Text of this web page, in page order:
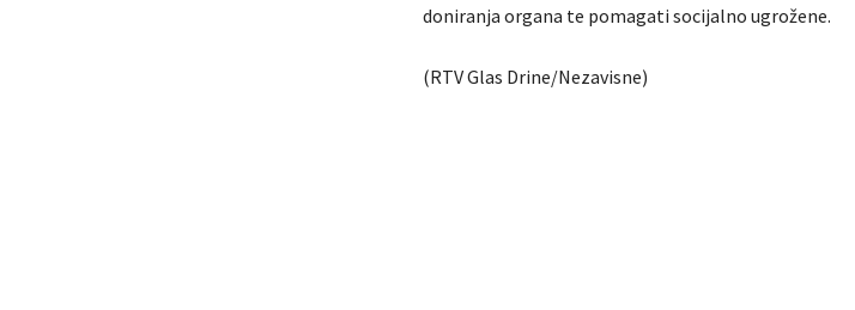
doniranja organa te pomagati socijalno ugrožene.
(RTV Glas Drine/Nezavisne)